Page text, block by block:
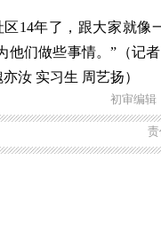
年了，跟大家就像
他们做些事情。”（记
汝 实习生 周艺扬）
初审编辑